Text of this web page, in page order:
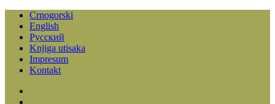
Crnogorski
English
Русский
Knjiga utisaka
Impresum
Kontakt